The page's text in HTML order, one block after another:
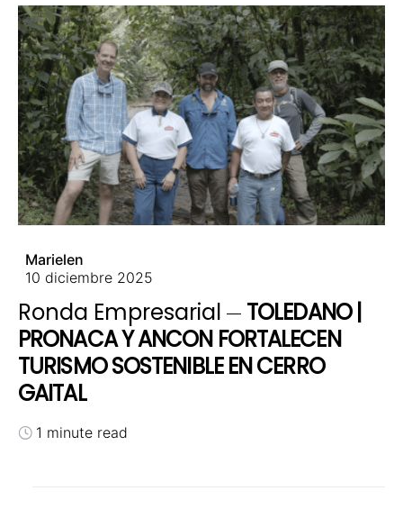
Marielen
10 diciembre 2025
Ronda Empresarial
TOLEDANO |
PRONACA Y ANCON FORTALECEN
TURISMO SOSTENIBLE EN CERRO
GAITAL
1 minute read